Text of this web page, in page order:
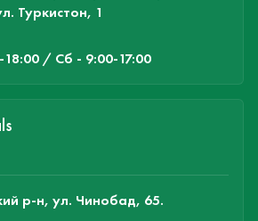
Туркистон, 1
/ Сб - 9:00-17:00
р-н, ул. Чинобад, 65.